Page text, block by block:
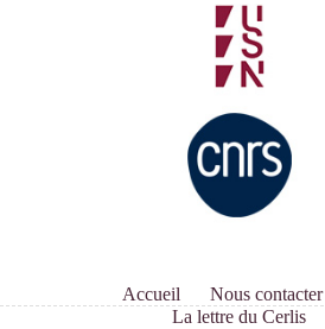
Accueil Nous contacter
La lettre du Cerlis